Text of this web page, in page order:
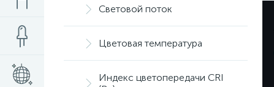
Световой поток
Цветовая температура
Индекс цветопередачи CRI